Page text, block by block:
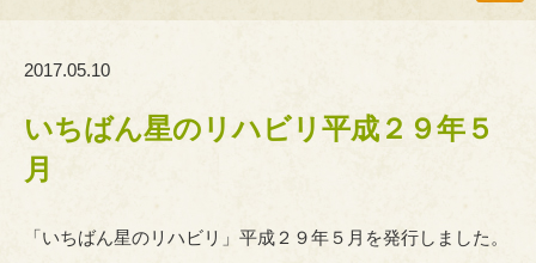
2017.05.10
いちばん星のリハビリ平成２９年５
月
「いちばん星のリハビリ」平成２９年５月を発行しました。